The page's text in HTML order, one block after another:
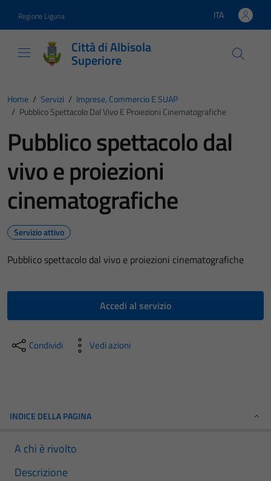
Regione Liguria Lingua attiva:
ITA
Città di Albisola
Superiore
Home / Servizi / Imprese, Commercio E SUAP
/ Pubblico Spettacolo Dal Vivo E Proiezioni Cinematografiche
Pubblico spettacolo dal
vivo e proiezioni
cinematografiche
Servizio attivo
Pubblico spettacolo dal vivo e proiezioni cinematografiche
Accedi al servizio
Condividi Vedi azioni
INDICE DELLA PAGINA
A chi è rivolto
Descrizione